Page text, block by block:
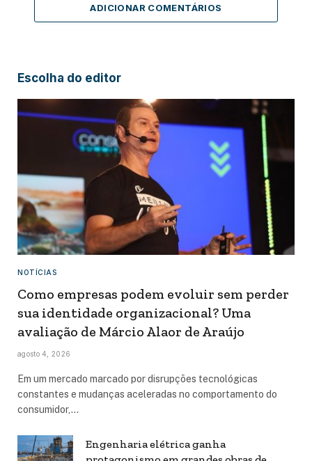
ADICIONAR COMENTÁRIOS
Escolha do editor
NOTÍCIAS
Como empresas podem evoluir sem perder
sua identidade organizacional? Uma
avaliação de Márcio Alaor de Araújo
agosto 4, 2026
Em um mercado marcado por disrupções tecnológicas
constantes e mudanças aceleradas no comportamento do
consumidor,…
Engenharia elétrica ganha